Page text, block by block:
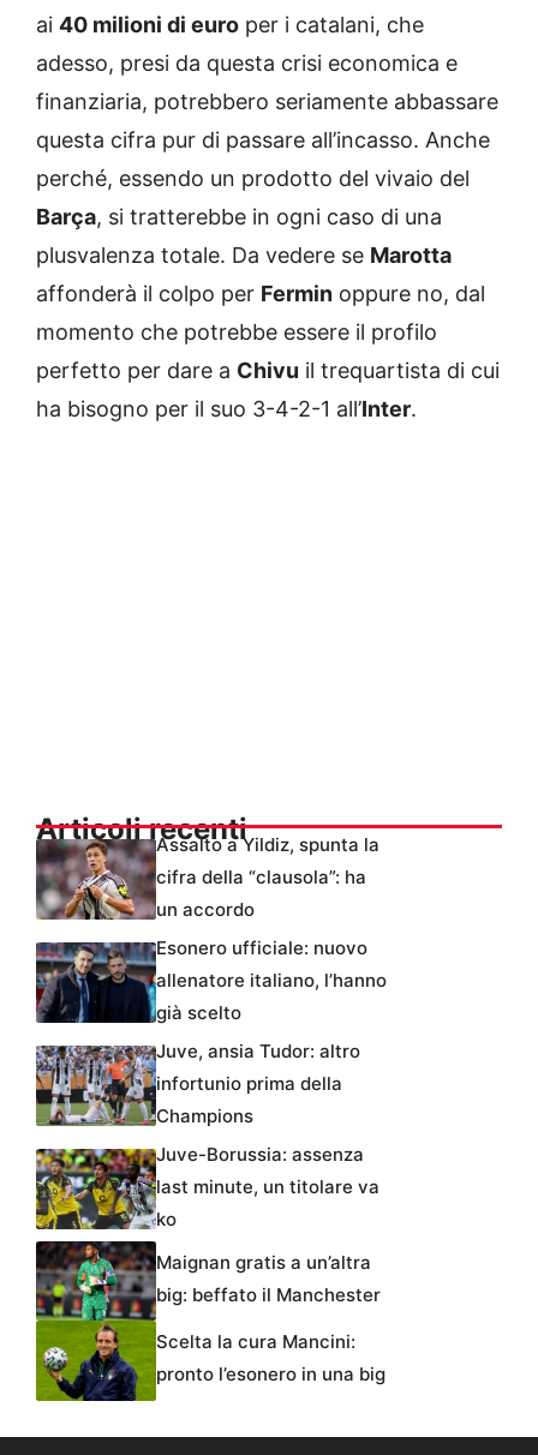
ai 40 milioni di euro per i catalani, che
adesso, presi da questa crisi economica e
finanziaria, potrebbero seriamente abbassare
questa cifra pur di passare all’incasso. Anche
perché, essendo un prodotto del vivaio del
Barça, si tratterebbe in ogni caso di una
plusvalenza totale. Da vedere se Marotta
affonderà il colpo per Fermin oppure no, dal
momento che potrebbe essere il profilo
perfetto per dare a Chivu il trequartista di cui
ha bisogno per il suo 3-4-2-1 all’Inter.
Articoli recentiAssalto a Yildiz, spunta la
cifra della “clausola”: ha
un accordo
Esonero ufficiale: nuovo
allenatore italiano, l’hanno
già scelto
Juve, ansia Tudor: altro
infortunio prima della
Champions
Juve-Borussia: assenza
last minute, un titolare va
ko
Maignan gratis a un’altra
big: beffato il Manchester
Scelta la cura Mancini:
pronto l’esonero in una big